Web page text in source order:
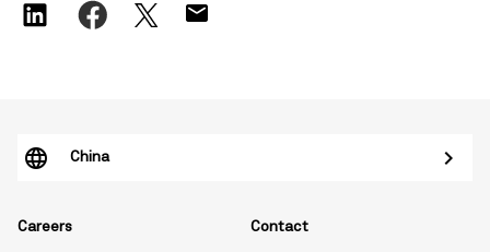
Careers Contact
China